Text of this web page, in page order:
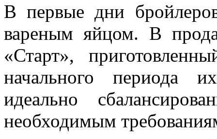
В первые дни
вареным яйцом. В
«Старт»,
начального периода
идеально
необходимым